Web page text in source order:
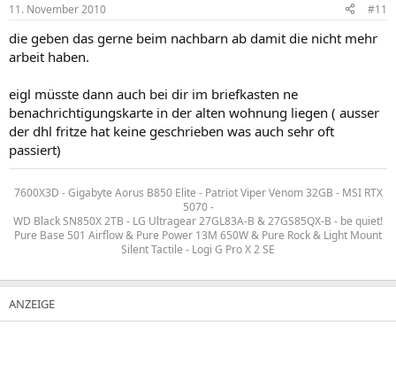
11. November 2010 #11
die geben das gerne beim nachbarn ab damit die nicht mehr
arbeit haben.
eigl müsste dann auch bei dir im briefkasten ne
benachrichtigungskarte in der alten wohnung liegen ( ausser
der dhl fritze hat keine geschrieben was auch sehr oft
passiert)
7600X3D - Gigabyte Aorus B850 Elite - Patriot Viper Venom 32GB - MSI RTX
5070 -
WD Black SN850X 2TB - LG Ultragear 27GL83A-B & 27GS85QX-B - be quiet!
Pure Base 501 Airflow & Pure Power 13M 650W & Pure Rock & Light Mount
Silent Tactile - Logi G Pro X 2 SE